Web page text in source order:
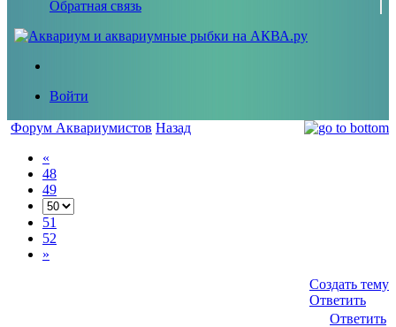
Обратная связь
Войти
Форум Аквариумистов Назад
«
48
49
51
52
»
Создать тему
Ответить
Ответить